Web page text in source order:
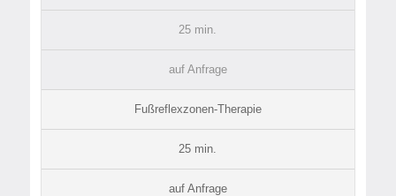
25 min.
auf Anfrage
Fußreflexzonen-Therapie
25 min.
auf Anfrage